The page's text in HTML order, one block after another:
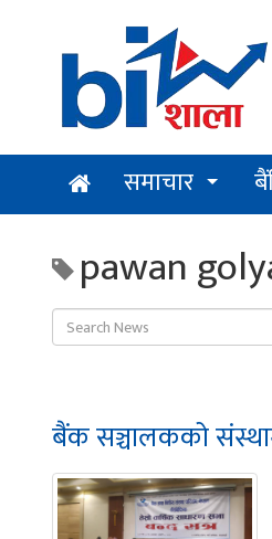
समाचार
pawan
बैंक सञ्चालकको